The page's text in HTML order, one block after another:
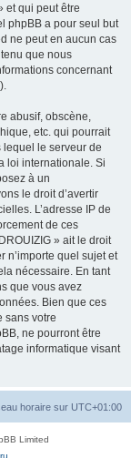
et qui peut être
phpBB a pour seul but
ne peut en aucun cas
que nous
concernant
abusif, obscène,
etc. qui pourrait
le serveur de
loi internationale. Si
à un
le droit d’avertir
L’adresse IP de
de ces
» ait le droit
n’importe quel sujet et
nécessaire. En tant
que vous avez
Bien que ces
sans votre
ne pourront être
informatique visant
horaire sur UTC+01:00
Limited